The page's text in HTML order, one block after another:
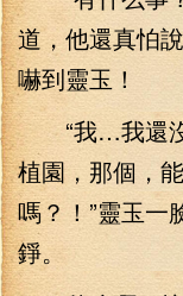
道，他還真怕
嚇到靈玉！
“我…我還沒
植園，那個，
嗎？！”靈玉一
錚。